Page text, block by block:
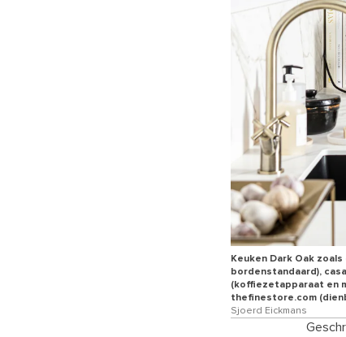
Keuken Dark Oak
bordenstandaard),
(koffiezetapparaat en
thefinestore.com
Sjoerd Eickmans